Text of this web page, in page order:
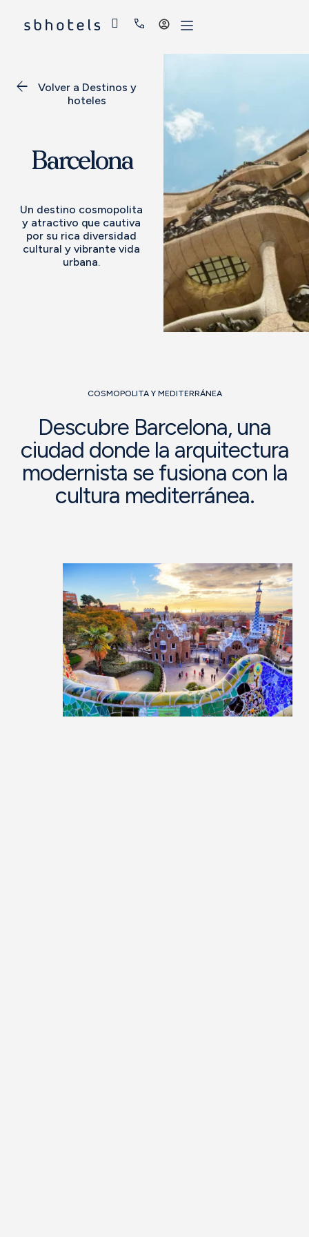
Acceder
Volver a Destinos y
hoteles
Barcelona
Un destino cosmopolita
y atractivo que cautiva
por su rica diversidad
cultural y vibrante vida
urbana.
COSMOPOLITA Y MEDITERRÁNEA
Descubre Barcelona, una
ciudad donde la arquitectura
modernista se fusiona con la
cultura mediterránea.